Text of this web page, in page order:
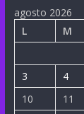
agosto 2026
L
M
3
4
10
11